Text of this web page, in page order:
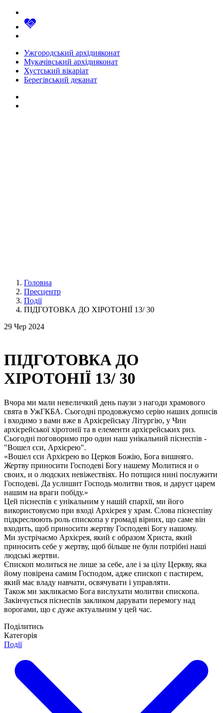
Ужгородський архідияконат
Мукачівський архідияконат
Хустський вікаріат
Берегівський деканат
Головна
Пресцентр
Події
ПІДГОТОВКА ДО ХІРОТОНІЇ 13/ 30
29 Чер 2024
ПІДГОТОВКА ДО
ХІРОТОНІЇ 13/ 30
Вчора ми мали невеличкий день паузи з нагоди храмового
свята в УжГКБА. Сьогодні продовжуємо серію наших дописів
і входимо з вами вже в Архієрейську Літургію, у Чин
архієрейської хіротонії та в елементи архієрейських риз.
Сьогодні поговоримо про один наш унікальний піснеспів -
"Вошел єси, Архієрею".
«Вошел єси Архієрею во Церков Божію, Бога вишняго.
Жертву приносити Господеві Богу нашему Молитися и о
своих, и о людских невіжествіях. Но потщися нині послужити
Господеві. Да услишит Господь молитви твоя, и даруєт царем
нашим на враги побіду.»
Цей піснеспів є унікальним у нашій єпархії, ми його
використовуємо при вході Архієрея у храм. Слова піснеспіву
підкреслюють роль єпископа у громаді вірних, що саме він
входить, щоб приносити жертву Господеві Богу нашому.
Ми зустрічаємо Архієрея, який є образом Христа, який
приносить себе у жертву, щоб більше не були потрібні наші
людські жертви.
Єпископ молиться не лише за себе, але і за цілу Церкву, яка
йому повірена самим Господом, адже єпископ є пастирем,
який має владу навчати, освячувати і управляти.
Також ми закликаємо Бога вислухати молитви єпископа.
Закінчується піснеспів закликом дарувати перемогу над
ворогами, що є дуже актуальним у цей час.
Поділитись
Категорія
Події